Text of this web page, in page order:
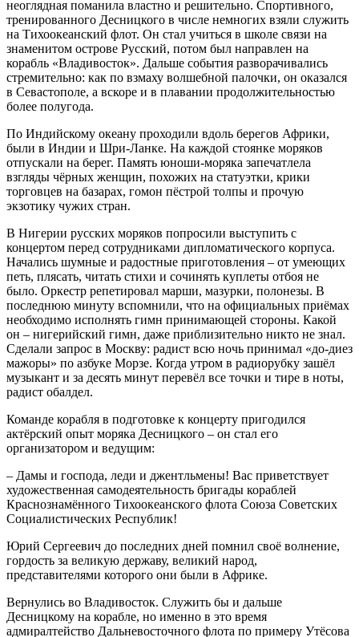
неоглядная поманила властно и решительно. Спортивного,
тренированного Десницкого в числе немногих взяли служить
на Тихоокеанский флот. Он стал учиться в школе связи на
знаменитом острове Русский, потом был направлен на
корабль «Владивосток». Дальше события разворачивались
стремительно: как по взмаху волшебной палочки, он оказался
в Севастополе, а вскоре и в плавании продолжительностью
более полугода.
По Индийскому океану проходили вдоль берегов Африки,
были в Индии и Шри-Ланке. На каждой стоянке моряков
отпускали на берег. Память юноши-моряка запечатлела
взгляды чёрных женщин, похожих на статуэтки, крики
торговцев на базарах, гомон пёстрой толпы и прочую
экзотику чужих стран.
В Нигерии русских моряков попросили выступить с
концертом перед сотрудниками дипломатического корпуса.
Начались шумные и радостные приготовления – от умеющих
петь, плясать, читать стихи и сочинять куплеты отбоя не
было. Оркестр репетировал марши, мазурки, полонезы. В
последнюю минуту вспомнили, что на официальных приёмах
необходимо исполнять гимн принимающей стороны. Какой
он – нигерийский гимн, даже приблизительно никто не знал.
Сделали запрос в Москву: радист всю ночь принимал «до-диез
мажоры» по азбуке Морзе. Когда утром в радиорубку зашёл
музыкант и за десять минут перевёл все точки и тире в ноты,
радист обалдел.
Команде корабля в подготовке к концерту пригодился
актёрский опыт моряка Десницкого – он стал его
организатором и ведущим:
– Дамы и господа, леди и джентльмены! Вас приветствует
художественная самодеятельность бригады кораблей
Краснознамённого Тихоокеанского флота Союза Советских
Социалистических Республик!
Юрий Сергеевич до последних дней помнил своё волнение,
гордость за великую державу, великий народ,
представителями которого они были в Африке.
Вернулись во Владивосток. Служить бы и дальше
Десницкому на корабле, но именно в это время
адмиралтейство Дальневосточного флота по примеру Утёсова